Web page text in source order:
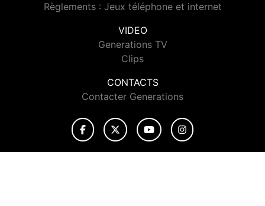
Règlements : Jeux téléphone et internet
VIDEO
Generations TV
Clips
CONTACTS
Contacter Generations